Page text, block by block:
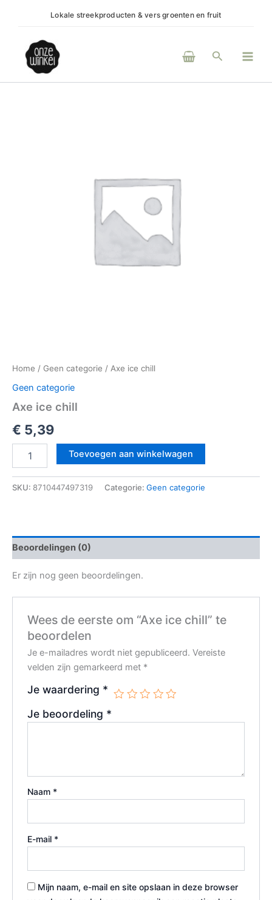
inhoud
Lokale streekproducten & vers groenten en fruit
Zoeken
Home / Geen categorie / Axe ice chill
Geen categorie
Axe ice chill
€ 5,39
Toevoegen aan winkelwagen
SKU: 8710447497319 Categorie: Geen categorie
Beoordelingen (0)
Er zijn nog geen beoordelingen.
Wees de eerste om “Axe ice chill” te
beoordelen
Je e-mailadres wordt niet gepubliceerd. Vereiste
velden zijn gemarkeerd met *
Je waardering *
Je beoordeling *
Naam *
E-mail *
Mijn naam, e-mail en site opslaan in deze browser